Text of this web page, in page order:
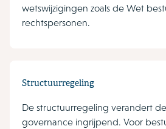
wetswijzigingen zoals de Wet
rechtspersonen.
Structuurregeling
De structuurregeling verandert
governance ingrijpend. Voor